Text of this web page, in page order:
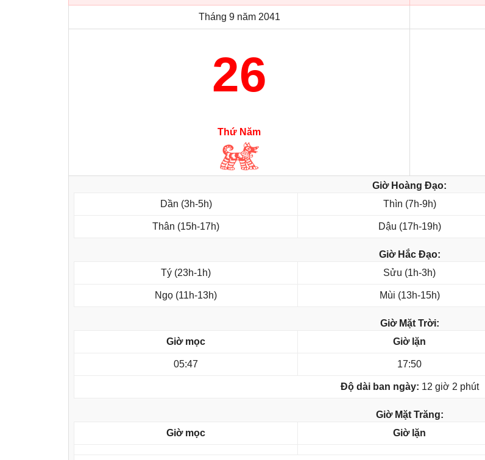
Tháng 9 năm 2041
26
Thứ Năm
Giờ Hoàng Đạo:
Dần (3h-5h)
Thìn (7h-9h)
Thân (15h-17h) Dậu (17h-19h)
Giờ Hắc Đạo:
Tý (23h-1h)
Sửu (1h-3h)
Ngọ (11h-13h) Mùi (13h-15h)
Giờ Mặt Trời:
Giờ mọc
Giờ lặn
05:47 17:50
Độ dài ban ngày: 12 giờ 2 phút
Giờ Mặt Trăng:
Giờ mọc
Giờ lặn